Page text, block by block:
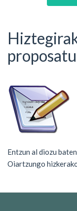
proposatu
Entzun al diozu
Oiartzungo